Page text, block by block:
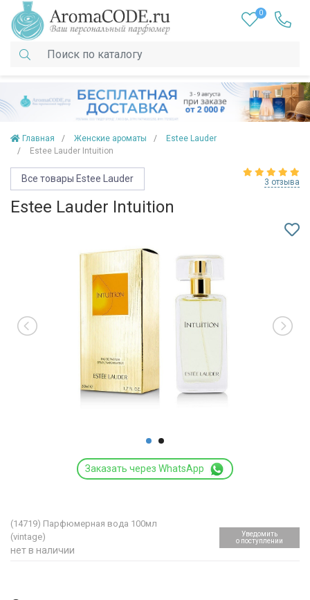
0
Главная Женские ароматы
Estee Lauder
Estee Lauder Intuition
Все товары Estee Lauder 3 отзыва
Estee Lauder Intuition
Заказать через WhatsApp
(14719) Парфюмерная вода 100мл
(vintage)
нет в наличии
Уведомить
о поступлении